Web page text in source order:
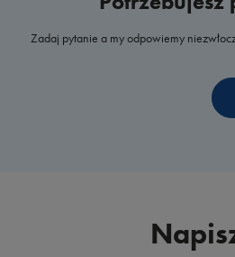
Zadaj pytanie a my odpowiemy